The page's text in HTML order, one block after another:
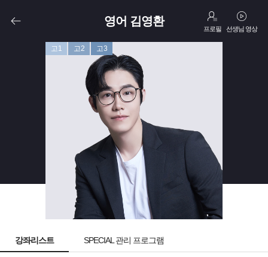
영어 김영환
프로필 선생님 영상
고1 고2 고3
강좌리스트 SPECIAL 관리 프로그램